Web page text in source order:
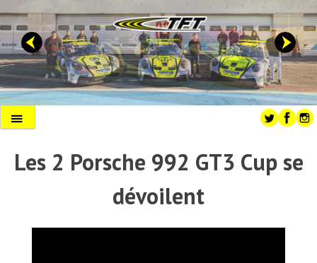
Skip
to
content
Menu
Les 2 Porsche 992 GT3 Cup se
dévoilent